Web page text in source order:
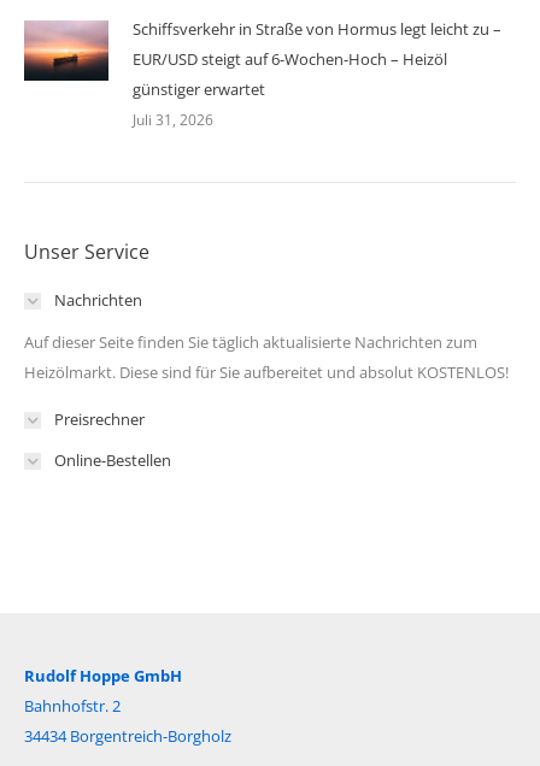
Schiffsverkehr in Straße von Hormus legt leicht zu –
EUR/USD steigt auf 6-Wochen-Hoch – Heizöl
günstiger erwartet
Juli 31, 2026
Unser Service
Nachrichten
Auf dieser Seite finden Sie täglich aktualisierte Nachrichten zum
Heizölmarkt. Diese sind für Sie aufbereitet und absolut KOSTENLOS!
Preisrechner
Online-Bestellen
Rudolf Hoppe GmbH
Bahnhofstr. 2
34434 Borgentreich-Borgholz